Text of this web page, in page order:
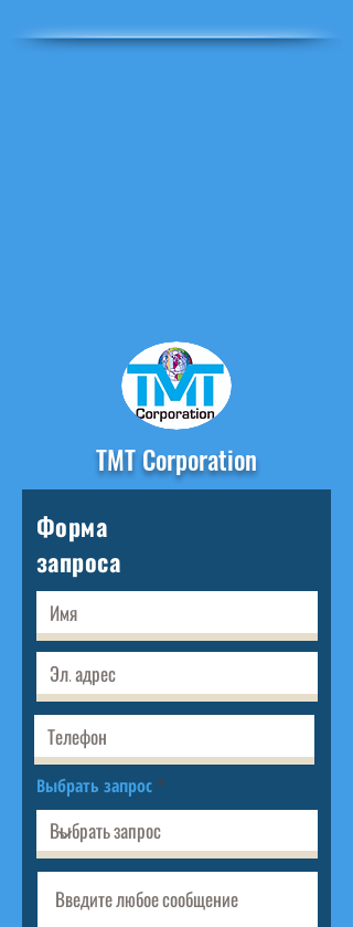
TMT Corporation
Форма
запроса
Выбрать запрос